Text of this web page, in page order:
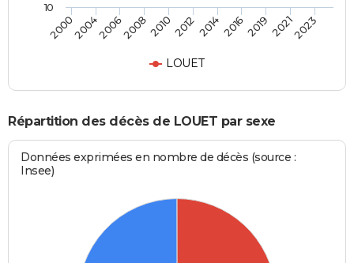
LOUET
20002004200620082010201220142016201920212023
10
Répartition des décès de LOUET par sexe
Données exprimées en nombre de décès (source :
Insee)